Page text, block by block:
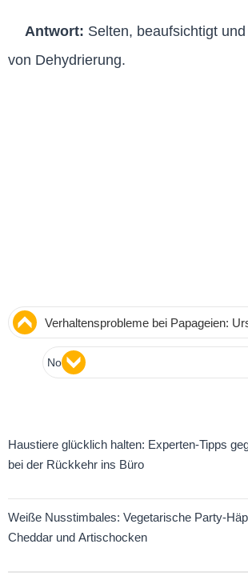
Antwort: Selten, beaufsichtigt
von Dehydrierung.
Verhaltensprobleme bei Papageien:
Lösungen und Tipps aus jahrelanger
No
Haustiere glücklich halten: Experten-Tipps
bei der Rückkehr ins Büro
Weiße Nusstimbales: Vegetarische Party-
Cheddar und Artischocken